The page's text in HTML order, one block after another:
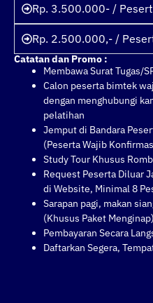
Rp. 3.500.000- /
Rp. 2.500.000,- /
Catatan dan Promo :
Membawa Surat Tugas/
Calon peserta bimtek
dengan menghubungi
pelatihan
Jemput di Bandara
(Peserta Wajib
Study Tour Khusus
Request Peserta Diluar
di Website, Minimal 8
Sarapan pagi, makan
(Khusus Paket Menginap)
Pembayaran Secara
Daftarkan Segera,